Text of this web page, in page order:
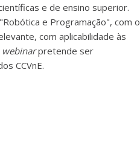
e de ensino superior.
e Programação", com o
com aplicabilidade às
webinarpretende ser
CCVnE.